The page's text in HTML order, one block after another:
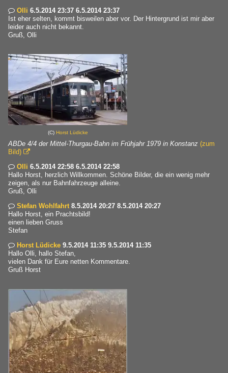
 Olli 6.5.2014 23:37 6.5.2014 23:37
Ist eher selten, kommt bisweilen aber vor. Der Hintergrund ist mir aber
leider auch nicht bekannt.
Gruß, Olli
(C) Horst Lüdicke
ABDe 4/4 der Mittel-Thurgau-Bahn im Frühjahr 1979 in Konstanz (zum
Bild) 
 Olli 6.5.2014 22:58 6.5.2014 22:58
Hallo Horst, herzlich Willkommen. Schöne Bilder, die ein wenig mehr
zeigen, als nur Bahnfahrzeuge alleine.
Gruß, Olli
 Stefan Wohlfahrt 8.5.2014 20:27 8.5.2014 20:27
Hallo Horst, ein Prachtsbild!
einen lieben Gruss
Stefan
 Horst Lüdicke 9.5.2014 11:35 9.5.2014 11:35
Hallo Olli, hallo Stefan,
vielen Dank für Eure netten Kommentare.
Gruß Horst